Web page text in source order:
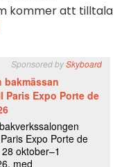
kommer att tilltala